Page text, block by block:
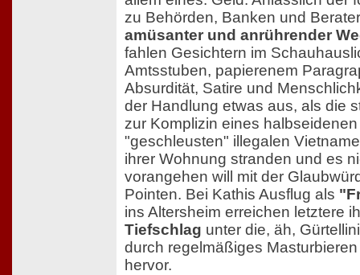
zu Behörden, Banken und
amüsanter und anrührender
fahlen Gesichtern im
Amtsstuben, papierenem
Absurdität, Satire und
der Handlung etwas aus, als die
zur Komplizin eines
"geschleusten" illegalen
ihrer Wohnung stranden und es
vorangehen will mit der
Pointen. Bei Kathis Ausflug als
ins Altersheim erreichen letztere
Tiefschlag unter die, äh,
durch regelmäßiges
hervor.